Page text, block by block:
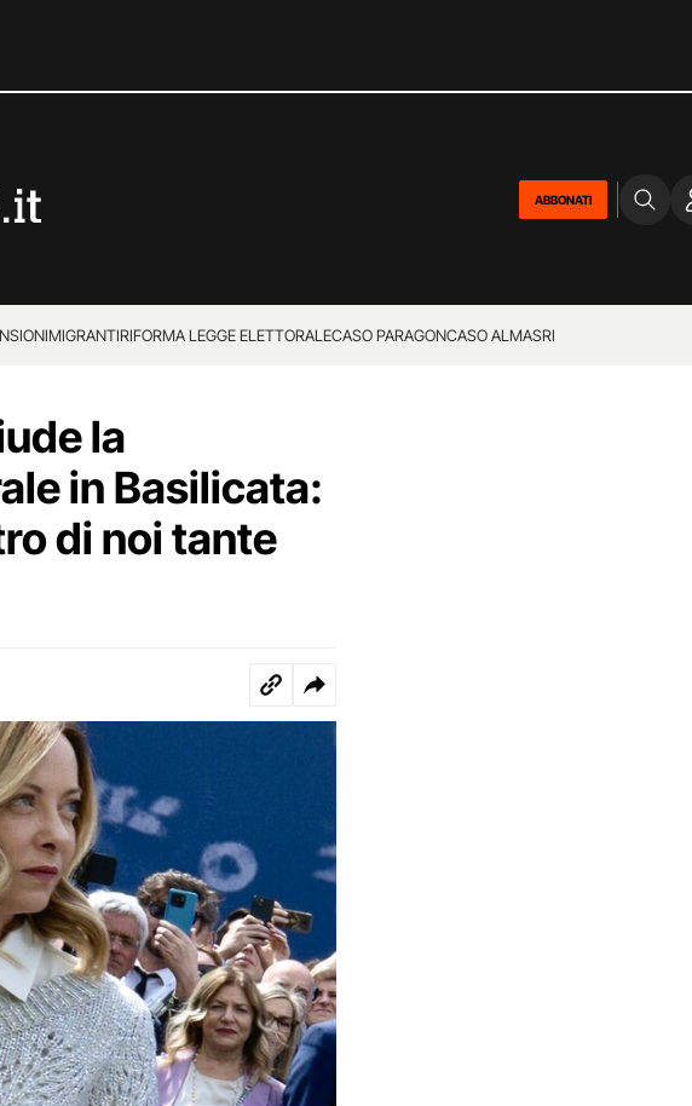
ABBONATI
MIGRANTIRIFORMA LEGGE ELETTORALECASO PARAGONCASO ALMASRI
la
in Basilicata:
di noi tante